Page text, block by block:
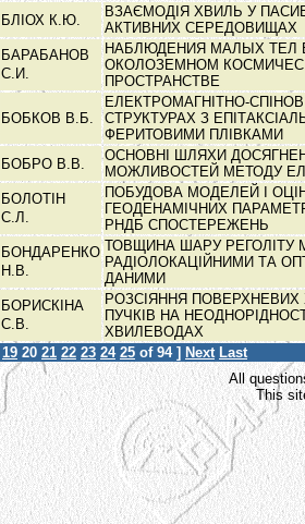
БЛІОХ К.Ю.
ВЗАЄМОДІЯ ХВИЛЬ У
АКТИВНИХ СЕРЕДОВИЩАХ
БАРАБАНОВ
С.И.
НАБЛЮДЕНИЯ МАЛЫХ ТЕЛ
ОКОЛОЗЕМНОМ
ПРОСТРАНСТВЕ
БОБКОВ В.Б.
ЕЛЕКТРОМАГНІТНО-
СТРУКТУРАХ З
ФЕРИТОВИМИ ПЛІВКАМИ
БОБРО В.В.
ОСНОВНІ ШЛЯХИ
МОЖЛИВОСТЕЙ МЕТОДУ
БОЛОТІН
С.Л.
ПОБУДОВА МОДЕЛЕЙ І
ГЕОДЕНАМІЧНИХ
РНДБ СПОСТЕРЕЖЕНЬ
БОНДАРЕНКО
Н.В.
ТОВЩИНА ШАРУ РЕГОЛІТУ
РАДІОЛОКАЦІЙНИМИ ТА
ДАНИМИ
БОРИСКІНА
С.В.
РОЗСІЯННЯ ПОВЕРХНЕВИХ
ПУЧКІВ НА
ХВИЛЕВОДАХ
19 20 21 22 23 24 25 of 94 ] Next Last
All
This